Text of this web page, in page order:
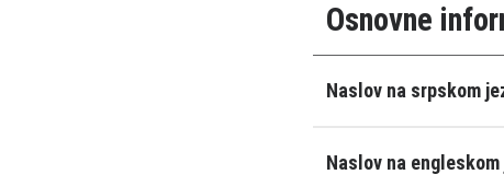
Osnovne
Naslov na srpskom
Naslov na